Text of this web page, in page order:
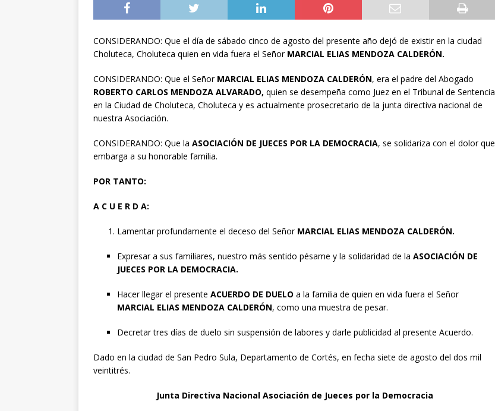
CONSIDERANDO: Que el día de sábado cinco de agosto del presente año dejó de existir en la ciudad
Choluteca, Choluteca quien en vida fuera el SeñorMARCIAL ELIAS MENDOZA CALDERÓN.
CONSIDERANDO: Que el Señor MARCIAL ELIAS MENDOZA CALDERÓN, era el padre del Abogado
ROBERTO CARLOS MENDOZA ALVARADO, quien se desempeña como Juez en el Tribunal de Sentencia
en la Ciudad de Choluteca, Choluteca y es actualmente prosecretario de la junta directiva nacional de
nuestra Asociación.
CONSIDERANDO: Que la ASOCIACIÓN DE JUECES POR LA DEMOCRACIA, se solidariza con el dolor que
embarga a su honorable familia.
POR TANTO:
A C U E R D A:
Lamentar profundamente el deceso del Señor MARCIAL ELIAS MENDOZA CALDERÓN.
Expresar a sus familiares, nuestro más sentido pésame y la solidaridad de la ASOCIACIÓN DE
JUECES POR LA DEMOCRACIA.
Hacer llegar el presente ACUERDO DE DUELO a la familia de quien en vida fuera el Señor
MARCIAL ELIAS MENDOZA CALDERÓN, como una muestra de pesar.
Decretar tres días de duelo sin suspensión de labores y darle publicidad al presente Acuerdo.
Dado en la ciudad de San Pedro Sula, Departamento de Cortés, en fecha siete de agosto del dos mil
veintitrés.
Junta Directiva Nacional Asociación de Jueces por la Democracia